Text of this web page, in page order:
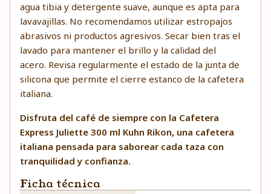
agua tibia y detergente suave, aunque es apta para
lavavajillas. No recomendamos utilizar estropajos
abrasivos ni productos agresivos. Secar bien tras el
lavado para mantener el brillo y la calidad del
acero. Revisa regularmente el estado de la junta de
silicona que permite el cierre estanco de la cafetera
italiana.
Disfruta del café de siempre con la Cafetera
Express Juliette 300 ml Kuhn Rikon, una cafetera
italiana pensada para saborear cada taza con
tranquilidad y confianza.
Ficha técnica